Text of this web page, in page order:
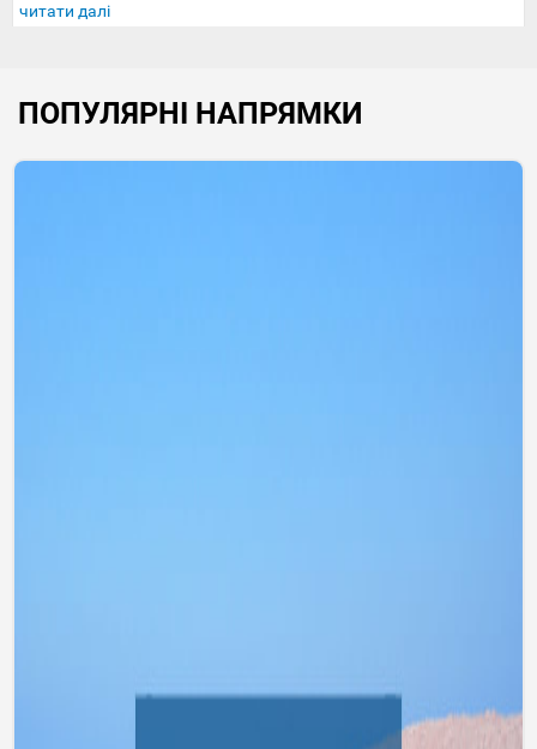
читати далі
ПОПУЛЯРНІ НАПРЯМКИ